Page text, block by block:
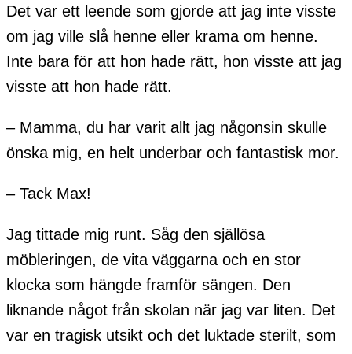
Det var ett leende som gjorde att jag inte visste
om jag ville slå henne eller krama om henne.
Inte bara för att hon hade rätt, hon visste att jag
visste att hon hade rätt.
– Mamma, du har varit allt jag någonsin skulle
önska mig, en helt underbar och fantastisk mor.
– Tack Max!
Jag tittade mig runt. Såg den själlösa
möbleringen, de vita väggarna och en stor
klocka som hängde framför sängen. Den
liknande något från skolan när jag var liten. Det
var en tragisk utsikt och det luktade sterilt, som